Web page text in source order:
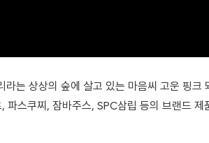
는 상상의 숲에 살고 있는 마음씨 고운 핑
스쿠찌, 잠바주스, SPC삼립 등의 브랜드 제